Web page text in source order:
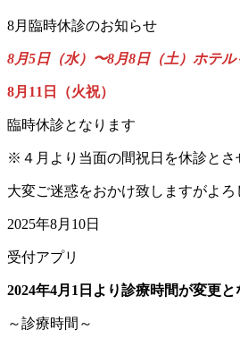
8月臨時休診のお知らせ
8月5日（水）〜8月8日（土）ホテル
8月11日（火祝）
臨時休診となります
※４月より当面の間祝日を休診とさ
大変ご迷惑をおかけ致しますがよろ
2025年8月10日
受付アプリ
2024年4月1日より診療時間が変更と
～診療時間～